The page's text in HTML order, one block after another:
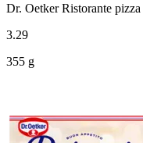
Dr. Oetker Ristorante
3.29
355 g